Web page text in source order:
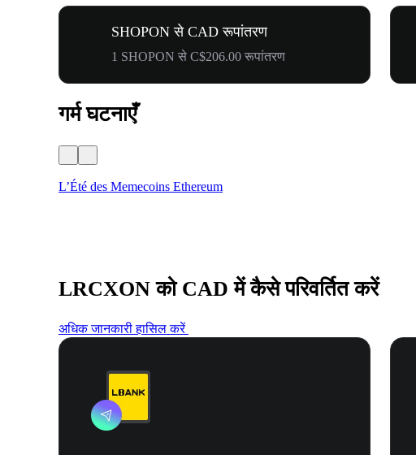
SHOPON से CAD रूपांतरण
1 SHOPON से C$206.00 रूपांतरण
गर्म घटनाएँ
L’Été des Memecoins Ethereum
LRCXON को CAD में कैसे परिवर्तित करें
अधिक जानकारी हासिल करें